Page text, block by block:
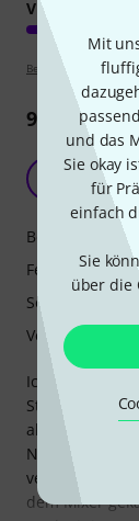
Mit
und das
Sie okay
für
einfach
Sie
über die
VERARBEITUNG
9
Nicht
Ich wollte an
Studio Live32R
als Recoding-
Netzwerk
versucht wird
dem Mixer
Bedienung
Features
Sound
Verarbeitung